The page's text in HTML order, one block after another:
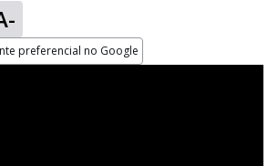
preferencial no Google